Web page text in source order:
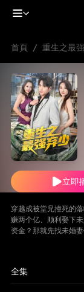
首頁 / 重生之最
立即
穿越成被堂兄撞死的
赚两个亿、顺利娶下
资金？那就先找未婚妻
全集